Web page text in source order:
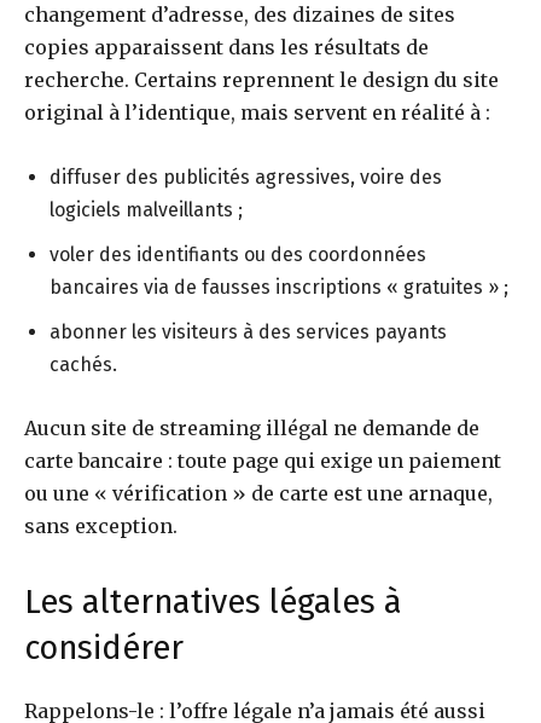
changement d’adresse, des dizaines de sites
copies apparaissent dans les résultats de
recherche. Certains reprennent le design du site
original à l’identique, mais servent en réalité à :
diffuser des publicités agressives, voire des
logiciels malveillants ;
voler des identifiants ou des coordonnées
bancaires via de fausses inscriptions « gratuites » ;
abonner les visiteurs à des services payants
cachés.
Aucun site de streaming illégal ne demande de
carte bancaire : toute page qui exige un paiement
ou une « vérification » de carte est une arnaque,
sans exception.
Les alternatives légales à
considérer
Rappelons-le : l’offre légale n’a jamais été aussi